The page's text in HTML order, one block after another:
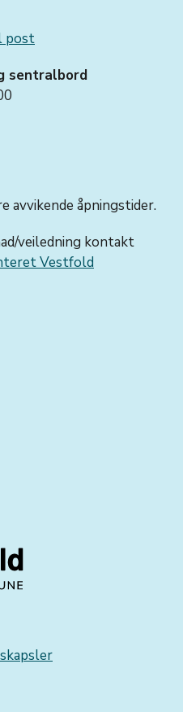
post
sentralbord
avvikende åpningstider.
veiledning kontakt
Vestfold